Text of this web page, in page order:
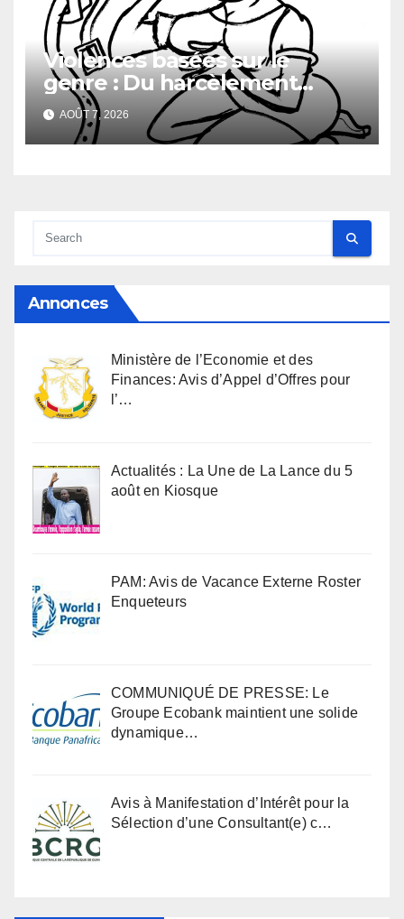
Violences basées sur le
genre : Du harcèlement
sexuel
AOÛT 7, 2026
Annonces
Ministère de l’Economie et des
Finances: Avis d’Appel d’Offres pour
l’…
Actualités : La Une de La Lance du 5
août en Kiosque
PAM: Avis de Vacance Externe Roster
Enqueteurs
COMMUNIQUÉ DE PRESSE: Le
Groupe Ecobank maintient une solide
dynamique…
Avis à Manifestation d’Intérêt pour la
Sélection d’une Consultant(e) c…